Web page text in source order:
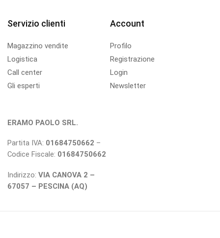
Servizio clienti
Magazzino vendite
Logistica
Call center
Gli esperti
Account
Profilo
Registrazione
Login
Newsletter
ERAMO PAOLO SRL.
Partita IVA: 01684750662 –
Codice Fiscale: 01684750662
Indirizzo: VIA CANOVA 2 –
67057 – PESCINA (AQ)